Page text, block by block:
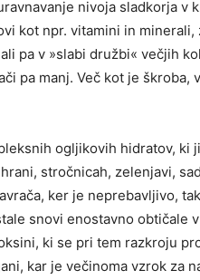
nivoja sladkorja v
kot npr. vitamini in
pa v »slabi družbi« večjih
pa manj. Več kot je škroba,
ogljikovih hidratov, ki
stročnicah, zelenjavi,
ker je neprebavljivo,
snovi enostavno obtičale
ki se pri tem razkroju
kar je večinoma vzrok za